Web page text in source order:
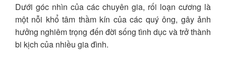
Dưới góc nhìn của các chuyên gia, rối loạn cương là
một nỗi khổ tâm thầm kín của các quý ông, gây ảnh
hưởng nghiêm trọng đến đời sống tình dục và trở thành
bi kịch của nhiều gia đình.